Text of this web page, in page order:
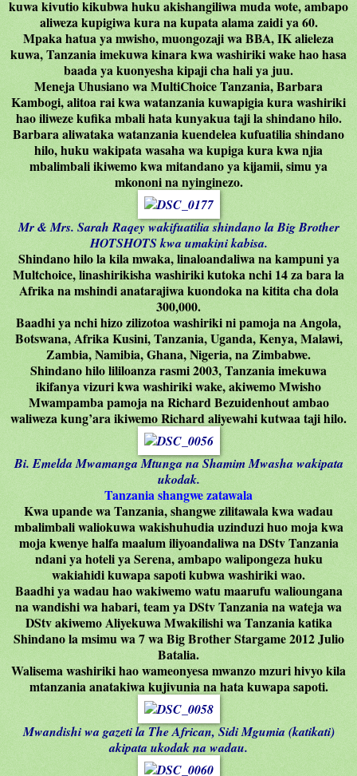
kuwa kivutio kikubwa huku akishangiliwa muda wote, ambapo
aliweza kupigiwa kura na kupata alama zaidi ya 60.
Mpaka hatua ya mwisho, muongozaji wa BBA, IK alieleza
kuwa, Tanzania imekuwa kinara kwa washiriki wake hao hasa
baada ya kuonyesha kipaji cha hali ya juu.
Meneja Uhusiano wa MultiChoice Tanzania, Barbara
Kambogi, alitoa rai kwa watanzania kuwapigia kura washiriki
hao iliweze kufika mbali hata kunyakua taji la shindano hilo.
Barbara aliwataka watanzania kuendelea kufuatilia shindano
hilo, huku wakipata wasaha wa kupiga kura kwa njia
mbalimbali ikiwemo kwa mitandano ya kijamii, simu ya
mkononi na nyinginezo.
Mr & Mrs. Sarah Raqey wakifuatilia shindano la Big Brother
HOTSHOTS kwa umakini kabisa.
Shindano hilo la kila mwaka, linaloandaliwa na kampuni ya
Multchoice, linashirikisha washiriki kutoka nchi 14 za bara la
Afrika na mshindi anatarajiwa kuondoka na kitita cha dola
300,000.
Baadhi ya nchi hizo zilizotoa washiriki ni pamoja na Angola,
Botswana, Afrika Kusini, Tanzania, Uganda, Kenya, Malawi,
Zambia, Namibia, Ghana, Nigeria, na Zimbabwe.
Shindano hilo lililoanza rasmi 2003, Tanzania imekuwa
ikifanya vizuri kwa washiriki wake, akiwemo Mwisho
Mwampamba pamoja na Richard Bezuidenhout ambao
waliweza kung’ara ikiwemo Richard aliyewahi kutwaa taji hilo.
Bi. Emelda Mwamanga Mtunga na Shamim Mwasha wakipata
ukodak.
Tanzania shangwe zatawala
Kwa upande wa Tanzania, shangwe zilitawala kwa wadau
mbalimbali waliokuwa wakishuhudia uzinduzi huo moja kwa
moja kwenye halfa maalum iliyoandaliwa na DStv Tanzania
ndani ya hoteli ya Serena, ambapo walipongeza huku
wakiahidi kuwapa sapoti kubwa washiriki wao.
Baadhi ya wadau hao wakiwemo watu maarufu walioungana
na wandishi wa habari, team ya DStv Tanzania na wateja wa
DStv akiwemo Aliyekuwa Mwakilishi wa Tanzania katika
Shindano la msimu wa 7 wa Big Brother Stargame 2012 Julio
Batalia.
Walisema washiriki hao wameonyesa mwanzo mzuri hivyo kila
mtanzania anatakiwa kujivunia na hata kuwapa sapoti.
Mwandishi wa gazeti la The African, Sidi Mgumia (katikati)
akipata ukodak na wadau.